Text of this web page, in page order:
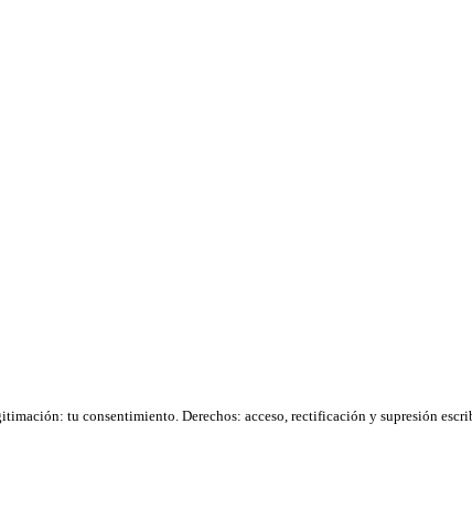
tu consentimiento. Derechos: acceso, rectificación y supresión